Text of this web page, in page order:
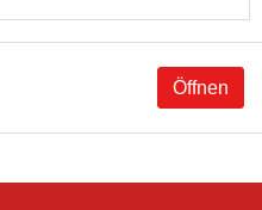
Öffnen